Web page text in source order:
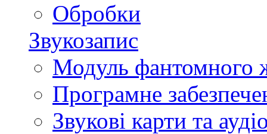
Обробки
Звукозапис
Модуль фантомного
Програмне
Звукові карти та